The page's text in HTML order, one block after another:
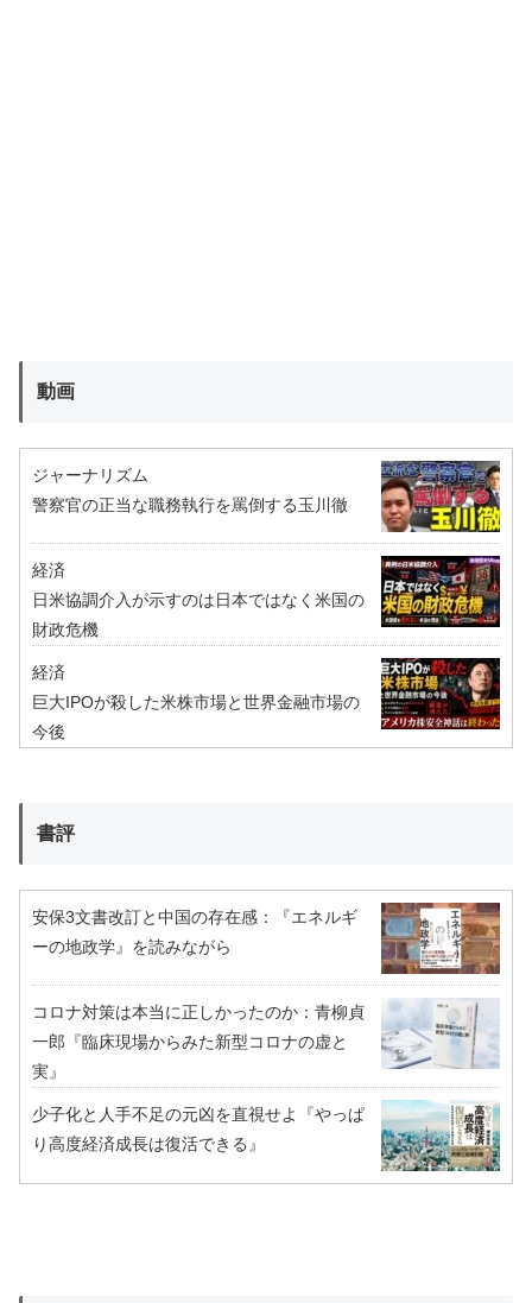
動画
ジャーナリズム
警察官の正当な職務執行を罵倒する玉川徹
経済
日米協調介入が示すのは日本ではなく米国の
財政危機
経済
巨大IPOが殺した米株市場と世界金融市場の
今後
書評
安保3文書改訂と中国の存在感：『エネルギ
ーの地政学』を読みながら
コロナ対策は本当に正しかったのか：青柳貞
一郎『臨床現場からみた新型コロナの虚と
実』
少子化と人手不足の元凶を直視せよ『やっぱ
り高度経済成長は復活できる』